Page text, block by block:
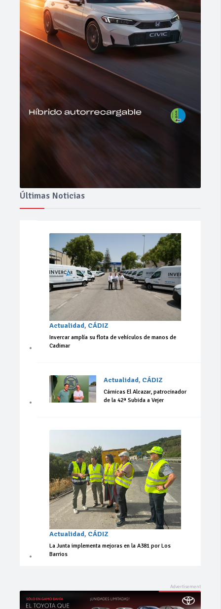
Últimas Noticias
Actualidad, CÁDIZ
Invercar amplía su flota de vehículos de manos de
Cadimar
Actualidad, CÁDIZ
Cárnicas El Alcazar, patrocinador
de la 42ª Subida a Vejer
Actualidad, CÁDIZ
La Junta implementa mejoras en la A381 por Los
Barrios